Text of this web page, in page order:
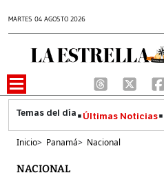
MARTES 04 AGOSTO 2026
Últimas Noticias
Inicio> Panamá> Nacional
NACIONAL